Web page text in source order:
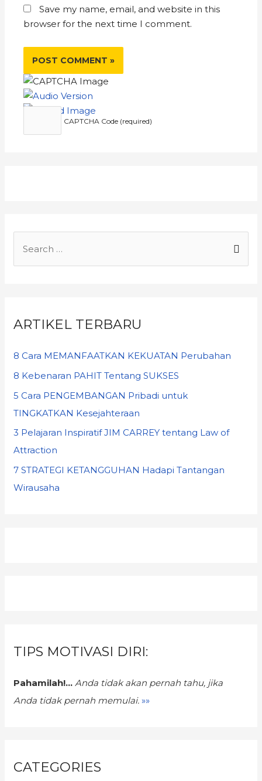
Save my name, email, and website in this
browser for the next time I comment.
CAPTCHA Code (required)
ARTIKEL TERBARU
8 Cara MEMANFAATKAN KEKUATAN Perubahan
8 Kebenaran PAHIT Tentang SUKSES
5 Cara PENGEMBANGAN Pribadi untuk
TINGKATKAN Kesejahteraan
3 Pelajaran Inspiratif JIM CARREY tentang Law of
Attraction
7 STRATEGI KETANGGUHAN Hadapi Tantangan
Wirausaha
TIPS MOTIVASI DIRI:
Pahamilah!... Anda tidak akan pernah tahu, jika
Anda tidak pernah memulai. »»
CATEGORIES